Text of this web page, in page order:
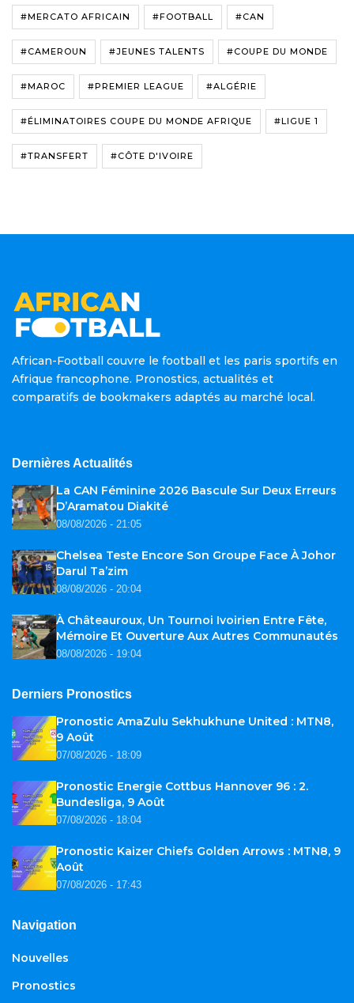
#MERCATO AFRICAIN #FOOTBALL #CAN
#CAMEROUN #JEUNES TALENTS #COUPE DU MONDE
#MAROC #PREMIER LEAGUE #ALGÉRIE
#ÉLIMINATOIRES COUPE DU MONDE AFRIQUE #LIGUE 1
#TRANSFERT #CÔTE D'IVOIRE
African-Football couvre le football et les paris sportifs en
Afrique francophone. Pronostics, actualités et
comparatifs de bookmakers adaptés au marché local.
Dernières Actualités
La CAN Féminine 2026 Bascule Sur Deux Erreurs
D’Aramatou Diakité
08/08/2026 - 21:05
Chelsea Teste Encore Son Groupe Face À Johor
Darul Ta’zim
08/08/2026 - 20:04
À Châteauroux, Un Tournoi Ivoirien Entre Fête,
Mémoire Et Ouverture Aux Autres Communautés
08/08/2026 - 19:04
Derniers Pronostics
Pronostic AmaZulu Sekhukhune United : MTN8,
9 Août
07/08/2026 - 18:09
Pronostic Energie Cottbus Hannover 96 : 2.
Bundesliga, 9 Août
07/08/2026 - 18:04
Pronostic Kaizer Chiefs Golden Arrows : MTN8, 9
Août
07/08/2026 - 17:43
Navigation
Nouvelles
Pronostics